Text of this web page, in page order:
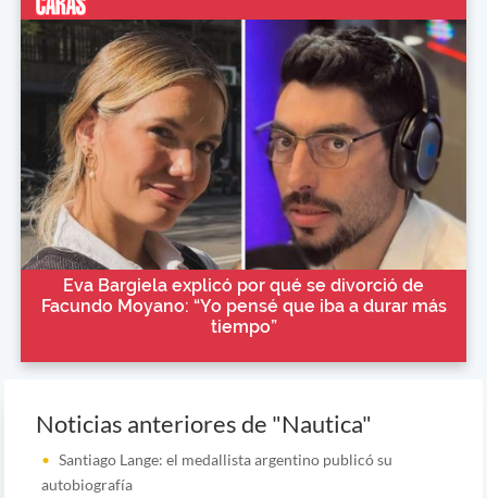
Eva Bargiela explicó por qué se divorció de
Facundo Moyano: “Yo pensé que iba a durar más
tiempo”
Noticias anteriores de "Nautica"
Santiago Lange: el medallista argentino publicó su
autobiografía